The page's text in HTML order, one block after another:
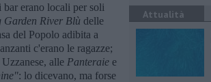
erano locali per soli
Garden River Blù delle
del Popolo adibita a
c'erano le ragazze;
alle Panteraie e
: lo dicevano, ma forse
Attualità